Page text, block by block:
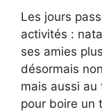
Les jours
activités :
ses amies
désormais
mais aussi
pour boire un